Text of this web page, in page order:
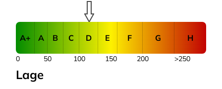
A+ A B C D E F G H
50 100 150 200
0 >250
Lage